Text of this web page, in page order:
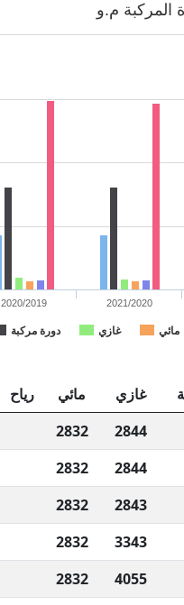
المركبة م.و
دورة مركبة غازي مائي
2020/2019 2021/2020
غازي مائي رياح
2844
2832
2844
2832
2843
2832
3343
2832
4055
2832